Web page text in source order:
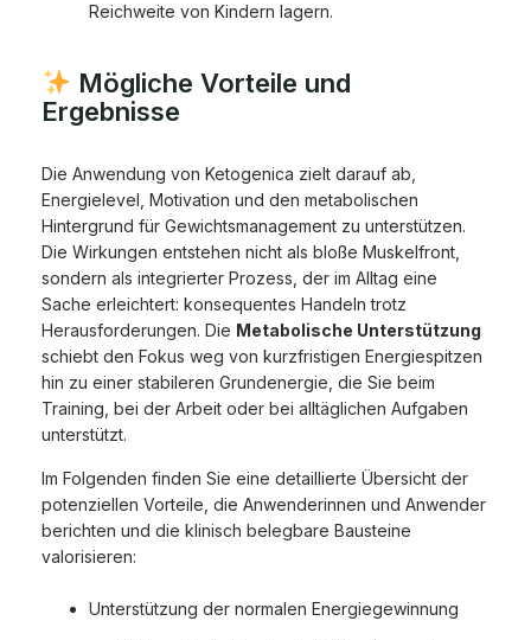
Reichweite von Kindern lagern.
Mögliche Vorteile und
Ergebnisse
Die Anwendung von Ketogenica zielt darauf ab,
Energielevel, Motivation und den metabolischen
Hintergrund für Gewichtsmanagement zu unterstützen.
Die Wirkungen entstehen nicht als bloße Muskelfront,
sondern als integrierter Prozess, der im Alltag eine
Sache erleichtert: konsequentes Handeln trotz
Herausforderungen. Die Metabolische Unterstützung
schiebt den Fokus weg von kurzfristigen Energiespitzen
hin zu einer stabileren Grundenergie, die Sie beim
Training, bei der Arbeit oder bei alltäglichen Aufgaben
unterstützt.
Im Folgenden finden Sie eine detaillierte Übersicht der
potenziellen Vorteile, die Anwenderinnen und Anwender
berichten und die klinisch belegbare Bausteine
valorisieren:
Unterstützung der normalen Energiegewinnung